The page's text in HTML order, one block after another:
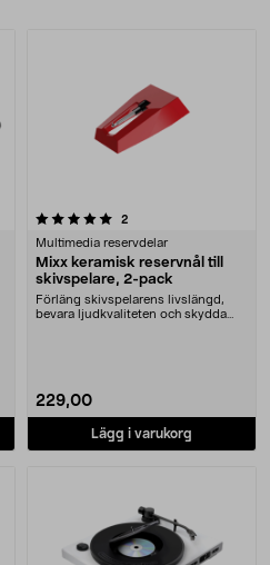
2recensioner
Multimedia reservdelar
Mixx keramisk reservnål till
skivspelare, 2-pack
Förläng skivspelarens livslängd,
bevara ljudkvaliteten och skydda
229,00
Lägg i varukorg